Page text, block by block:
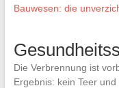
Bauwesen: die
Die Verbrennung ist
Ergebnis: kein Teer